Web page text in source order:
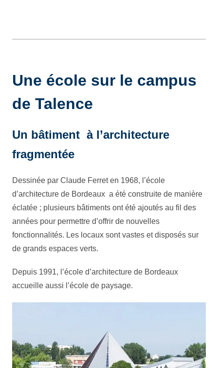
Une école sur le campus
de Talence
Un bâtiment à l’architecture
fragmentée
Dessinée par Claude Ferret en 1968, l’école
d’architecture de Bordeaux a été construite de manière
éclatée ; plusieurs bâtiments ont été ajoutés au fil des
années pour permettre d’offrir de nouvelles
fonctionnalités. Les locaux sont vastes et disposés sur
de grands espaces verts.
Depuis 1991, l’école d’architecture de Bordeaux
accueille aussi l’école de paysage.